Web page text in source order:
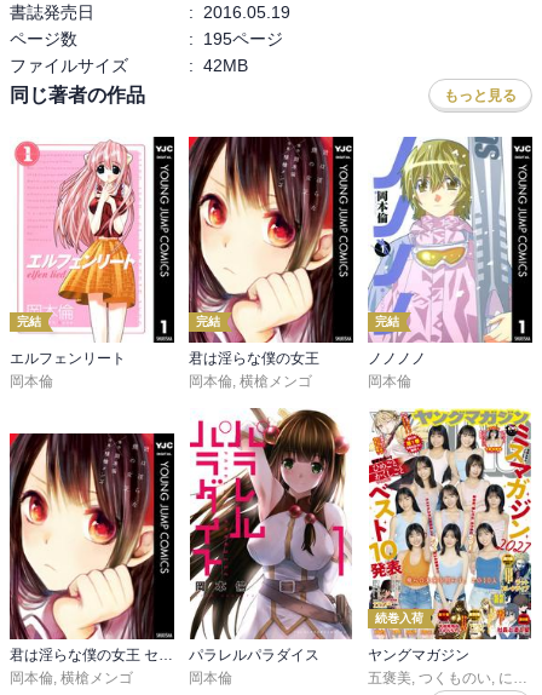
そしてこの漫画唯一の明確に描写されているパンツキャラ（しかも
眼鏡っ娘）であるフレイヤの再登場。
性格悪いけどな。
パンツ臭そうだけどな。
そういや、子供の頃の事故で村上だけが解放された理由って明確に
解説されたっけ？
もしかして単に息子だったから？
書誌発売日
:
2016.05.19
ページ数
:
195ページ
ファイルサイズ
: 42MB
同じ著者の作品 もっと見る
完結
エルフェンリート
岡本倫
完結
君は淫らな僕の女王
岡本倫, 横槍メンゴ
完結
ノノノノ
岡本倫
岡本倫 横槍メンゴ
パラレルパラダイス
岡本倫
続巻入荷
ヤングマガジン
五褒美 つくものい にゃんにゃんファクトリー